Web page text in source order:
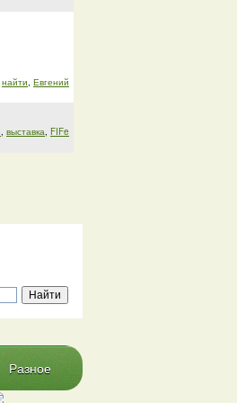
найти, Евгений
, выставка, FIFe
Разное